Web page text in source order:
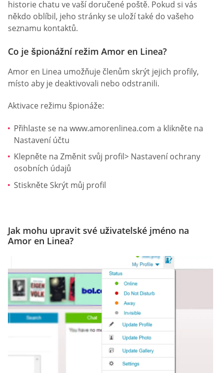
historie chatu ve vaší doručené poště. Pokud si vás
někdo oblíbil, jeho stránky se uloží také do vašeho
seznamu kontaktů.
Co je špionážní režim Amor en Linea?
Amor en Linea umožňuje členům skrýt jejich profily,
místo aby je deaktivovali nebo odstranili.
Aktivace režimu špionáže:
Přihlaste se na www.amorenlinea.com a klikněte na
Nastavení účtu
Klepněte na Změnit svůj profil> Nastavení ochrany
osobních údajů
Stiskněte Skrýt můj profil
Jak mohu upravit své uživatelské jméno na
Amor en Linea?